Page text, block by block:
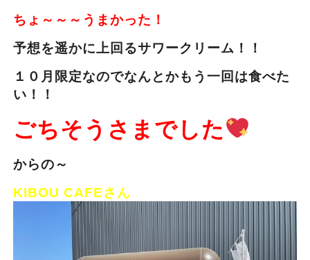
ちょ～～～うまかった！
予想を遥かに上回るサワークリーム！！
１０月限定なのでなんとかもう一回は食べた
い！！
ごちそうさまでした
からの～
KIBOU CAFEさん